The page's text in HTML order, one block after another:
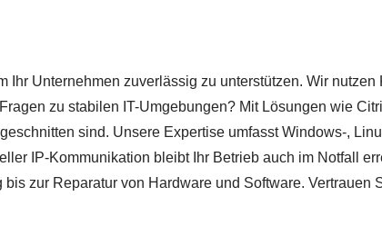
Ihr Unternehmen zuverlässig zu unterstützen. Wir
zu stabilen IT-Umgebungen? Mit Lösungen wie
sind. Unsere Expertise umfasst Windows-,
IP-Kommunikation bleibt Ihr Betrieb auch im Notfall
zur Reparatur von Hardware und Software. Vertrauen